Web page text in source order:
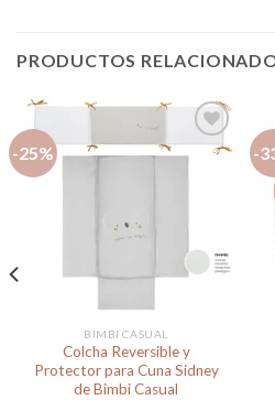
PRODUCTOS
-25%
BIMBI CASUAL
Colcha Reversible y
Protector para Cuna Sidney
de Bimbi Casual
-